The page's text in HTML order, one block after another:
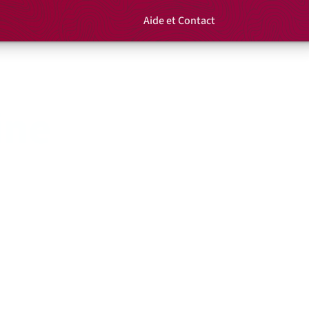
Rechercher un
Panier
Aide et Contact